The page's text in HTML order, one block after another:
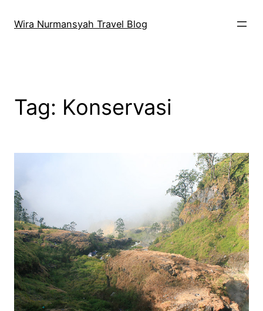
Wira Nurmansyah Travel Blog
Tag: Konservasi